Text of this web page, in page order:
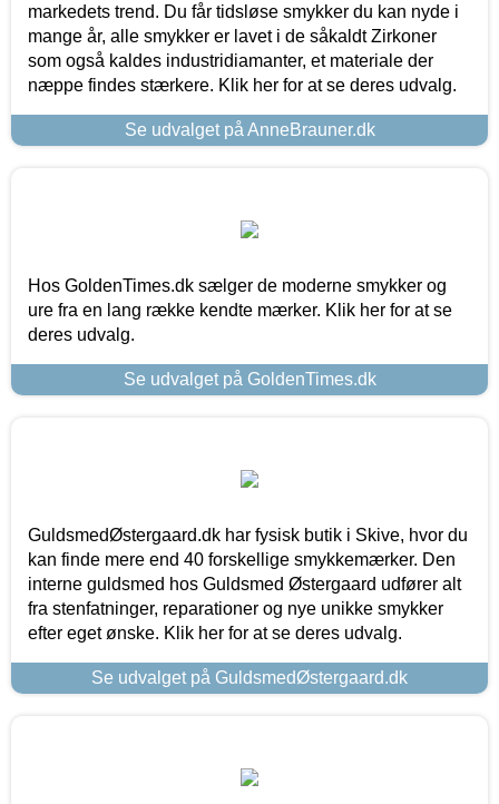
markedets trend. Du får tidsløse smykker du kan nyde i
mange år, alle smykker er lavet i de såkaldt Zirkoner
som også kaldes industridiamanter, et materiale der
næppe findes stærkere. Klik her for at se deres udvalg.
Se udvalget på AnneBrauner.dk
Hos GoldenTimes.dk sælger de moderne smykker og
ure fra en lang række kendte mærker. Klik her for at se
deres udvalg.
Se udvalget på GoldenTimes.dk
GuldsmedØstergaard.dk har fysisk butik i Skive, hvor du
kan finde mere end 40 forskellige smykkemærker. Den
interne guldsmed hos Guldsmed Østergaard udfører alt
fra stenfatninger, reparationer og nye unikke smykker
efter eget ønske. Klik her for at se deres udvalg.
Se udvalget på GuldsmedØstergaard.dk